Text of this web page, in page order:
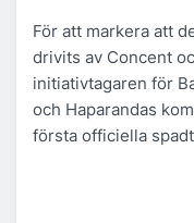
För att markera att
drivits av Concent
initiativtagaren för
och Haparandas
första officiella